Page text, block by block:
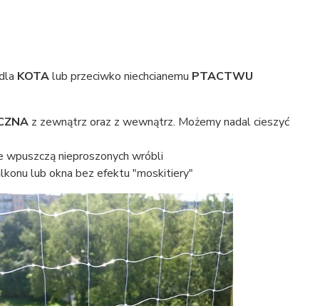
KOTAlub przeciwko niechcianemu PTACTWU
z zewnątrz oraz z wewnątrz. Możemy nadal cieszyć
wpuszczą nieproszonych wróbli
lub okna bez efektu "moskitiery"